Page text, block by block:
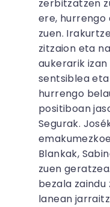
zerbitzatzen
ere, hurrengo
zuen.
zitzaion eta
aukerarik
sentsiblea eta
hurrengo
positiboan
Segurak.
Blankak,
zuen
bezala
lanean